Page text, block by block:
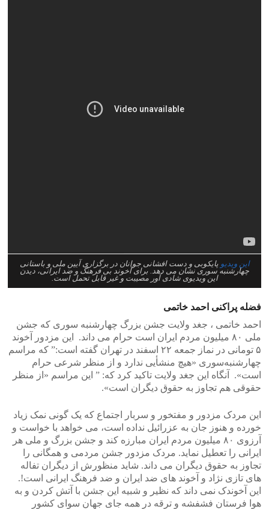
این ویدیو پایکوبی و دست افشانی جوانان در برگزاری آیین ملی و باستانی
چهارشنبه سوری نشان می دهد. برای آخوند بی فرهنگ و ضد ایرانی، دیدن
این ویدیوی شادی آور مصیبت و غیر قابل تحمل است.
فضله پراکنی احمد خاتمی
احمد خاتمی ، جغد ولایت جشن بزرگ چهارشنبه سوری که جشن
ملی ۸۰ میلیون مردم ایران است حرام می داند. این مزدور آخوند
۵ تومانی در نماز جمعه ۲۲ اسفند در تهران گفته است:” که مراسم
چهارشنبه‌سوری «هیچ منشأیی ندارد و از منظر شرعی حرام
است». آنگاه این جغد ولایت تاکید کرد که: ” این مراسم «از منظر
حقوقی هم تجاوز به حقوق دیگران است».
این مردک مزدور و مفتخور و سربار اجتماع که یک گونی نمک زیاد
خورده و هنوز جان به عزرائیل نداده است، می خواهد با خواست و
آرزوی ۸۰ میلیون مردم ایران مبارزه کند و جشن بزرگ و ملی هر
ایرانی را تعطیل نماید. مردک مزدور جشن مردمی و همگانی را
تجاوز به حقوق دیگران می داند. شاید منظورش از دیگران تفاله
های تازی نژاد و آخوند های ضد ایران و ضد فرهنگ ایرانی است!.
این آخوندک نمی داند که نظیر و شبیه این جشن با آتش کردن و به
هوا فرستان فشفشه و ترقه در همه جای جهان سوای کشور